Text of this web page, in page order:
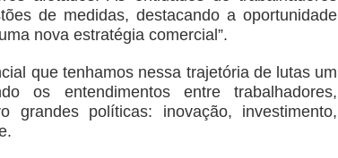
de medidas, destacando a oportunidade
nova estratégia comercial”.
que tenhamos nessa trajetória de lutas um
os entendimentos entre trabalhadores,
políticas: inovação, investimento,